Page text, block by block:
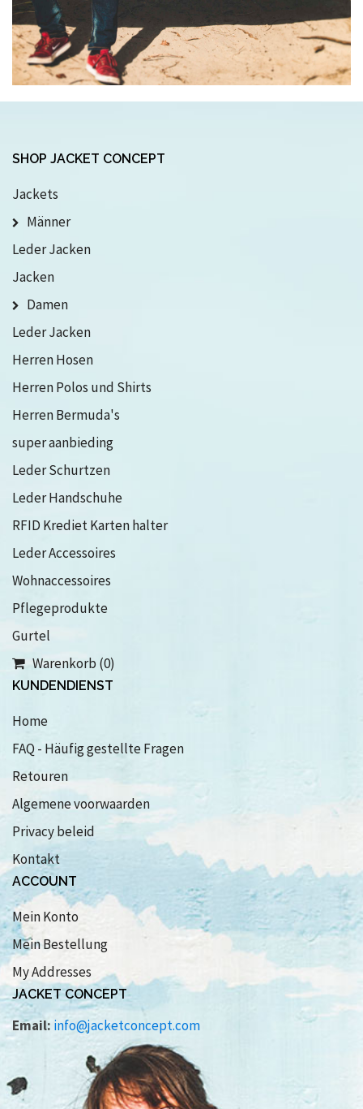
SHOP JACKET CONCEPT
Jackets
Männer
Leder Jacken
Jacken
Damen
Leder Jacken
Herren Hosen
Herren Polos und Shirts
Herren Bermuda's
super aanbieding
Leder Schurtzen
Leder Handschuhe
RFID Krediet Karten halter
Leder Accessoires
Wohnaccessoires
Pflegeprodukte
Gurtel
Warenkorb (0)
KUNDENDIENST
Home
FAQ - Häufig gestellte Fragen
Retouren
Algemene voorwaarden
Privacy beleid
Kontakt
ACCOUNT
Mein Konto
Mein Bestellung
My Addresses
JACKET CONCEPT
Email: info@jacketconcept.com